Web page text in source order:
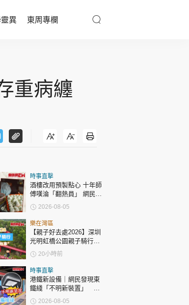
異 東周專欄
重病纏
時事直擊
酒樓改用預製點心 十年師
傅嘆淪「翻熱員」 網民憂
傳統手藝被淘汰
2026-08-05
樂在灣區
【親子好去處2026】深圳
光明虹橋公園親子騎行：
「電助力黃包車」2小時
環湖
20小時前
時事直擊
港鐵新設備｜網民發現東
鐵綫「不明新裝置」 港
鐵解畫新設備用途
2026-08-05